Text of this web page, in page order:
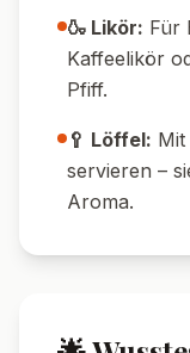
🍶 Likör: Für
Kaffeelikör
Pfiff.
🥄 Löffel:
servieren –
Aroma.